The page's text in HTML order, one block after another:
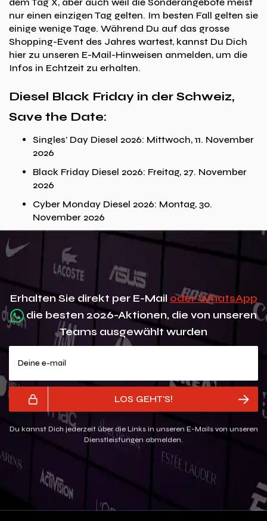
dem Tag X, aber auch weil die Sonderangebote meist
nur einen einzigen Tag gelten. Im besten Fall gelten sie
einige wenige Tage. Während Du auf das grosse
Shopping-Event des Jahres wartest, kannst Du Dich
hier zu unseren E-Mail-Hinweisen anmelden, um die
Infos in Echtzeit zu erhalten.
Diesel Black Friday in der Schweiz,
Save the Date:
Singles’ Day Diesel 2026: Mittwoch, 11. November
2026
Black Friday Diesel 2026: Freitag, 27. November
2026
Cyber Monday Diesel 2026: Montag, 30.
November 2026
Erhalten Sie direkt per E-Mail oder WhatsApp
die besten 2026-Aktionen, die von unseren
Teams ausgewählt wurden
LOS GEHT'S!
Du kannst Dich jederzeit über die Links in unseren E-Mails von unseren
Dienstleistungen abmelden.